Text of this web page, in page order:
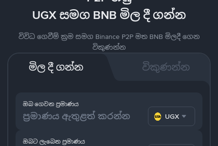
UGX සමග BNB මිල දී ගන්න
විවිධ ගෙවීම් ක්‍රම සමග Binance P2P මත BNB මිලදී ගෙන
විකුණන්න
මිල දී ගන්න විකුණන්න
ඔබ ගෙවන ප්‍රමාණය
UGX
ඔබට ලැබෙන ප්‍රමාණය